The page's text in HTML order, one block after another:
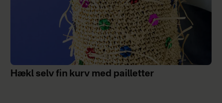
Hækl selv fin kurv med pailletter